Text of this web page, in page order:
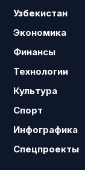
Узбекистан
Экономика
Финансы
Технологии
Культура
Спорт
Инфографика
Спецпроекты